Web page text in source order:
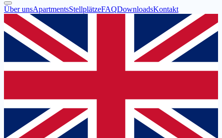
Über unsApartmentsStellplätzeFAQDownloadsKontakt